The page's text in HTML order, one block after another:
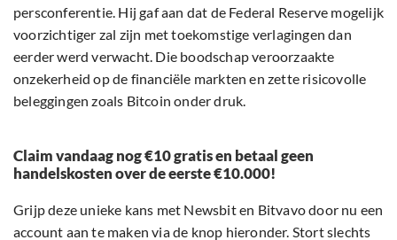
persconferentie. Hij gaf aan dat de Federal Reserve mogelijk
voorzichtiger zal zijn met toekomstige verlagingen dan
eerder werd verwacht. Die boodschap veroorzaakte
onzekerheid op de financiële markten en zette risicovolle
beleggingen zoals Bitcoin onder druk.
Claim vandaag nog €10 gratis en betaal geen
handelskosten over de eerste €10.000!
Grijp deze unieke kans met Newsbit en Bitvavo door nu een
account aan te maken via de knop hieronder. Stort slechts